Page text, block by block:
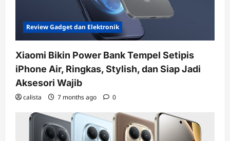
Review Gadget dan Elektronik
Xiaomi Bikin Power Bank Tempel Setipis
iPhone Air, Ringkas, Stylish, dan Siap Jadi
Aksesori Wajib
calista 7 months ago 0